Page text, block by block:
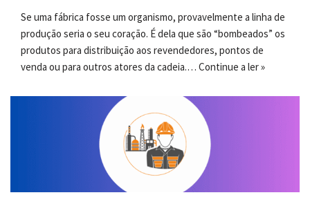
Se uma fábrica fosse um organismo, provavelmente a linha de
produção seria o seu coração. É dela que são “bombeados” os
produtos para distribuição aos revendedores, pontos de
venda ou para outros atores da cadeia.… Continue a ler »